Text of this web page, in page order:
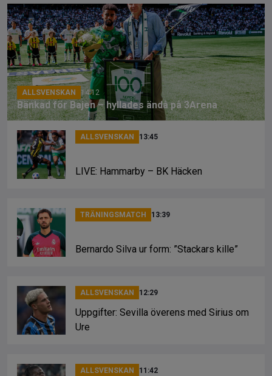
b
o
o
k
a
d
s
Li
n
k
ALLSVENSKAN 14:12
Bänkad för Bajen – hyllades ändå på 3Arena
ALLSVENSKAN 13:45
LIVE: Hammarby – BK Häcken
TRÄNINGSMATCH 13:39
Bernardo Silva ur form: ”Stackars kille”
ALLSVENSKAN 12:29
Uppgifter: Sevilla överens med Sirius om
Ure
ALLSVENSKAN 11:42